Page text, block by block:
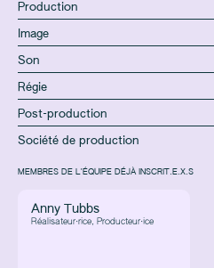
Production
Image
Son
Régie
Post-production
Société de production
MEMBRES DE L'ÉQUIPE DÉJÀ INSCRIT.E.X.S
Anny Tubbs
Réalisateur·rice, Producteur·ice